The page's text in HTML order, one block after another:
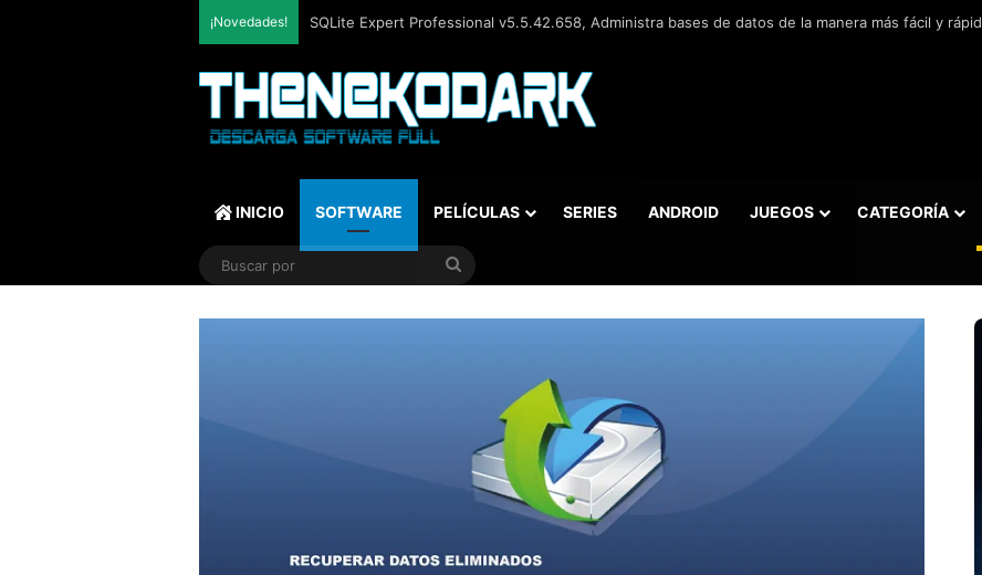
¡Novedades! Mozilla Firefox (2026) v153.0.3, Navegador web libre y de código abierto​ desarrollado por la
INICIO SOFTWARE PELÍCULAS SERIES ANDROID JUEGOS CATEGORÍA
Buscar